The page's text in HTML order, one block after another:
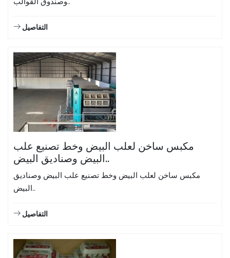
التفاصيل
مكبس ساخن لعلب البيض وخط تصنيع علب
البيض وصناديق البيض..
مكبس ساخن لعلب البيض وخط تصنيع علب البيض وصناديق
البيض..
التفاصيل